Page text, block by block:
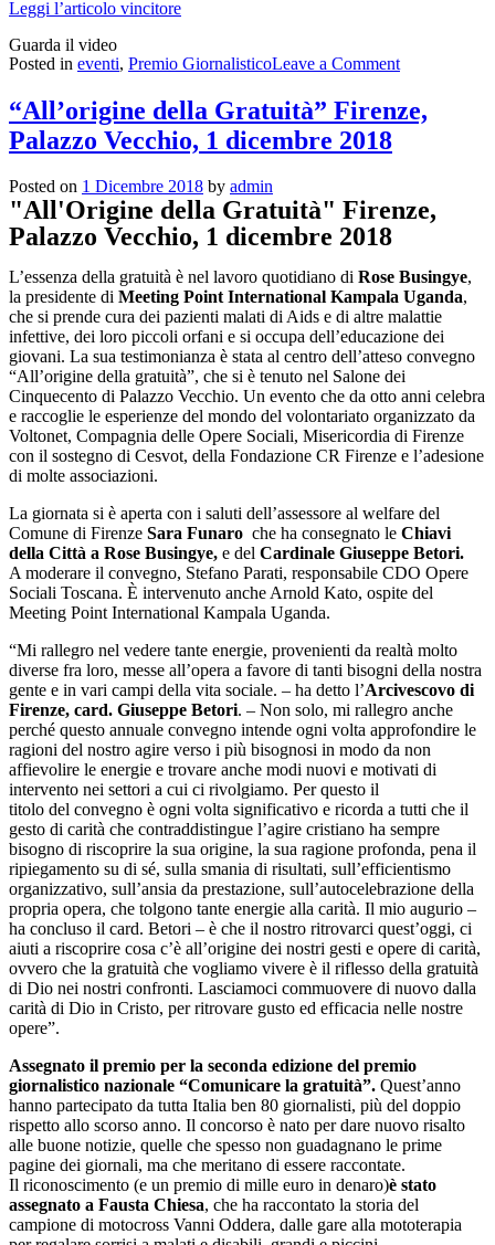
Leggi l’articolo vincitore
Guarda il video
Posted in eventi, Premio GiornalisticoLeave a Commenton
giornalistico
edizione
assegnato
a
La
sfida
del
centauro
“Vi
porto
tutti
in
“All’origine della Gratuità” Firenze,
Palazzo Vecchio, 1 dicembre 2018
Posted on 1 Dicembre 2018 by admin
"All'Origine della Gratuità" Firenze,
Palazzo Vecchio, 1 dicembre 2018
L’essenza della gratuità è nel lavoro quotidiano di Rose Busingye,
la presidente di Meeting Point International Kampala Uganda,
che si prende cura dei pazienti malati di Aids e di altre malattie
infettive, dei loro piccoli orfani e si occupa dell’educazione dei
giovani. La sua testimonianza è stata al centro dell’atteso convegno
“All’origine della gratuità”, che si è tenuto nel Salone dei
Cinquecento di Palazzo Vecchio. Un evento che da otto anni celebra
e raccoglie le esperienze del mondo del volontariato organizzato da
Voltonet, Compagnia delle Opere Sociali, Misericordia di Firenze
con il sostegno di Cesvot, della Fondazione CR Firenze e l’adesione
di molte associazioni.
La giornata si è aperta con i saluti dell’assessore al welfare del
Comune di Firenze Sara Funaro che ha consegnato le Chiavi
della Città a Rose Busingye, e del Cardinale Giuseppe Betori.
A moderare il convegno, Stefano Parati, responsabile CDO Opere
Sociali Toscana. Ѐ intervenuto anche Arnold Kato, ospite del
Meeting Point International Kampala Uganda.
“Mi rallegro nel vedere tante energie, provenienti da realtà molto
diverse fra loro, messe all’opera a favore di tanti bisogni della nostra
gente e in vari campi della vita sociale. – ha detto l’Arcivescovo di
Firenze, card. Giuseppe Betori. – Non solo, mi rallegro anche
perché questo annuale convegno intende ogni volta approfondire le
ragioni del nostro agire verso i più bisognosi in modo da non
affievolire le energie e trovare anche modi nuovi e motivati di
intervento nei settori a cui ci rivolgiamo. Per questo il
titolo del convegno è ogni volta significativo e ricorda a tutti che il
gesto di carità che contraddistingue l’agire cristiano ha sempre
bisogno di riscoprire la sua origine, la sua ragione profonda, pena il
ripiegamento su di sé, sulla smania di risultati, sull’efficientismo
organizzativo, sull’ansia da prestazione, sull’autocelebrazione della
propria opera, che tolgono tante energie alla carità. Il mio augurio –
ha concluso il card. Betori – è che il nostro ritrovarci quest’oggi, ci
aiuti a riscoprire cosa c’è all’origine dei nostri gesti e opere di carità,
ovvero che la gratuità che vogliamo vivere è il riflesso della gratuità
di Dio nei nostri confronti. Lasciamoci commuovere di nuovo dalla
carità di Dio in Cristo, per ritrovare gusto ed efficacia nelle nostre
opere”.
Assegnato il premio per la seconda edizione del premio
giornalistico nazionale “Comunicare la gratuità”. Quest’anno
hanno partecipato da tutta Italia ben 80 giornalisti, più del doppio
rispetto allo scorso anno. Il concorso è nato per dare nuovo risalto
alle buone notizie, quelle che spesso non guadagnano le prime
pagine dei giornali, ma che meritano di essere raccontate.
Il riconoscimento (e un premio di mille euro in denaro)è stato
assegnato a Fausta Chiesa, che ha raccontato la storia del
campione di motocross Vanni Oddera, dalle gare alla mototerapia